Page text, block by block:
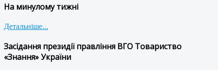
На минулому тижні
Детальніше...
Засідання президії правління ВГО Товариство
«Знання» України